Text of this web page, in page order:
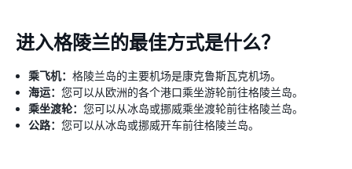
进入格陵兰的最佳方式是什么？
乘飞机： 格陵兰岛的主要机场是康克鲁斯瓦克机场。
海运： 您可以从欧洲的各个港口乘坐游轮前往格陵兰岛。
乘坐渡轮： 您可以从冰岛或挪威乘坐渡轮前往格陵兰岛。
公路： 您可以从冰岛或挪威开车前往格陵兰岛。